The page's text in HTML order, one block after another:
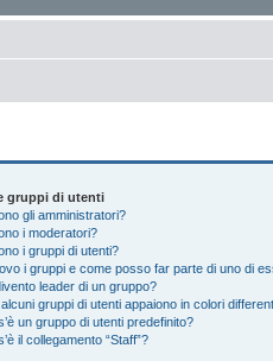
gruppi di utenti
gli amministratori?
i moderatori?
i gruppi di utenti?
i gruppi e come posso far parte di uno di
leader di un gruppo?
gruppi di utenti appaiono in colori
un gruppo di utenti predefinito?
il collegamento “Staff”?